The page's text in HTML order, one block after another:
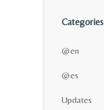
Categories
@en
@es
Updates